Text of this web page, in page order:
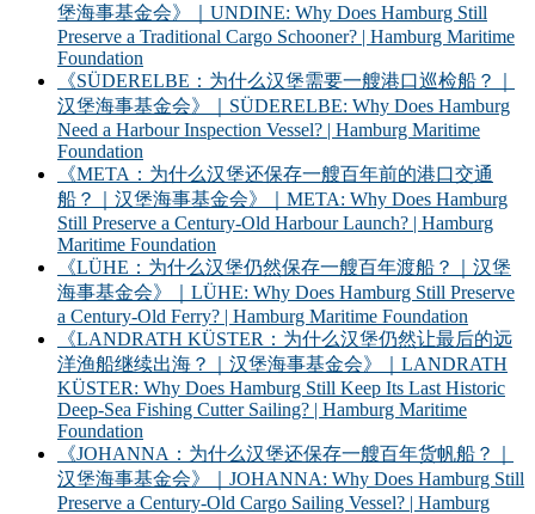
堡海事基金会》｜UNDINE: Why Does Hamburg Still
Preserve a Traditional Cargo Schooner? | Hamburg Maritime
Foundation
《SÜDERELBE：为什么汉堡需要一艘港口巡检船？｜
汉堡海事基金会》｜SÜDERELBE: Why Does Hamburg
Need a Harbour Inspection Vessel? | Hamburg Maritime
Foundation
《META：为什么汉堡还保存一艘百年前的港口交通
船？｜汉堡海事基金会》｜META: Why Does Hamburg
Still Preserve a Century-Old Harbour Launch? | Hamburg
Maritime Foundation
《LÜHE：为什么汉堡仍然保存一艘百年渡船？｜汉堡
海事基金会》｜LÜHE: Why Does Hamburg Still Preserve
a Century-Old Ferry? | Hamburg Maritime Foundation
《LANDRATH KÜSTER：为什么汉堡仍然让最后的远
洋渔船继续出海？｜汉堡海事基金会》｜LANDRATH
KÜSTER: Why Does Hamburg Still Keep Its Last Historic
Deep-Sea Fishing Cutter Sailing? | Hamburg Maritime
Foundation
《JOHANNA：为什么汉堡还保存一艘百年货帆船？｜
汉堡海事基金会》｜JOHANNA: Why Does Hamburg Still
Preserve a Century-Old Cargo Sailing Vessel? | Hamburg